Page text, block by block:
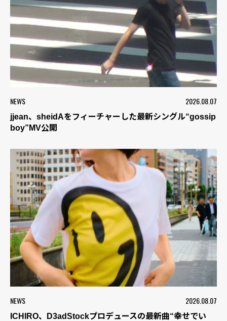
NEWS 2026.08.07
jjean、sheidAをフィーチャーした最新シングル“gossip
boy”MV公開
NEWS 2026.08.07
ICHIRO、D3adStockプロデュースの最新曲“幸せでい